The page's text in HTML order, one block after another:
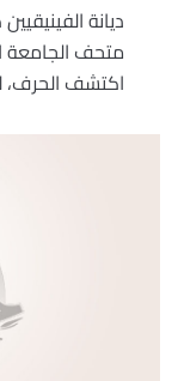
ديانة
متحف الجامعة
اكتشف الحرف،